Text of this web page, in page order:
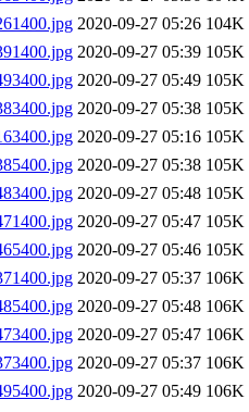
2020-09-27 05:26 104K
2020-09-27 05:39 105K
2020-09-27 05:49 105K
2020-09-27 05:38 105K
2020-09-27 05:16 105K
2020-09-27 05:38 105K
2020-09-27 05:48 105K
2020-09-27 05:47 105K
2020-09-27 05:46 105K
2020-09-27 05:37 106K
2020-09-27 05:48 106K
2020-09-27 05:47 106K
2020-09-27 05:37 106K
2020-09-27 05:49 106K